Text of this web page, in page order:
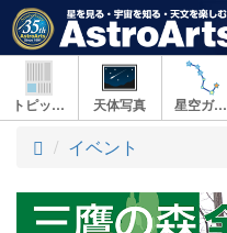
トピックス 天体写真 星空ガイド
ト
プ
イベント